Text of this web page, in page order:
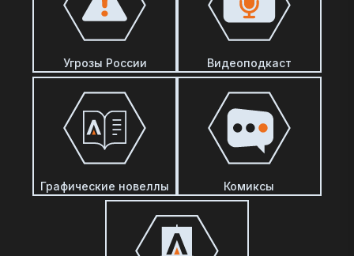
Угрозы России Видеоподкаст
Графические новеллы Комиксы